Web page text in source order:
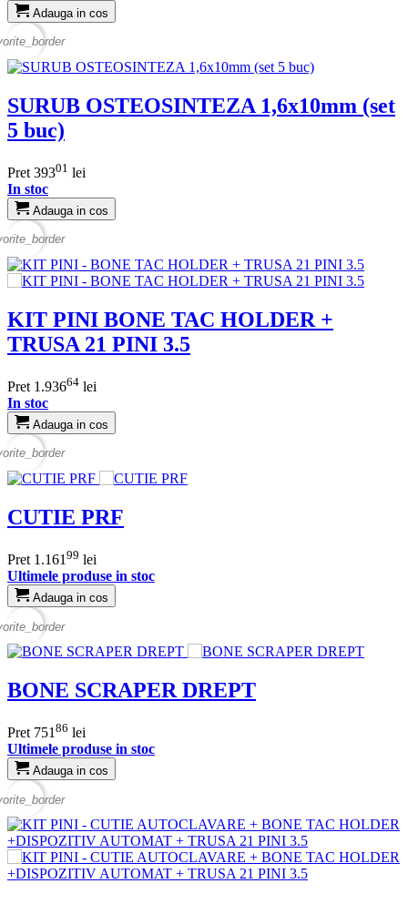
Adauga in cos
SURUB OSTEOSINTEZA 1,6x10mm (set
5 buc)
Pret 39301 lei
In stoc
Adauga in cos
KIT PINI BONE TAC HOLDER +
TRUSA 21 PINI 3.5
Pret 1.93664 lei
In stoc
Adauga in cos
CUTIE PRF
Pret 1.161 99 lei
Ultimele produse in stoc
Adauga in cos
BONE SCRAPER DREPT
Pret 751 86 lei
Ultimele produse in stoc
Adauga in cos